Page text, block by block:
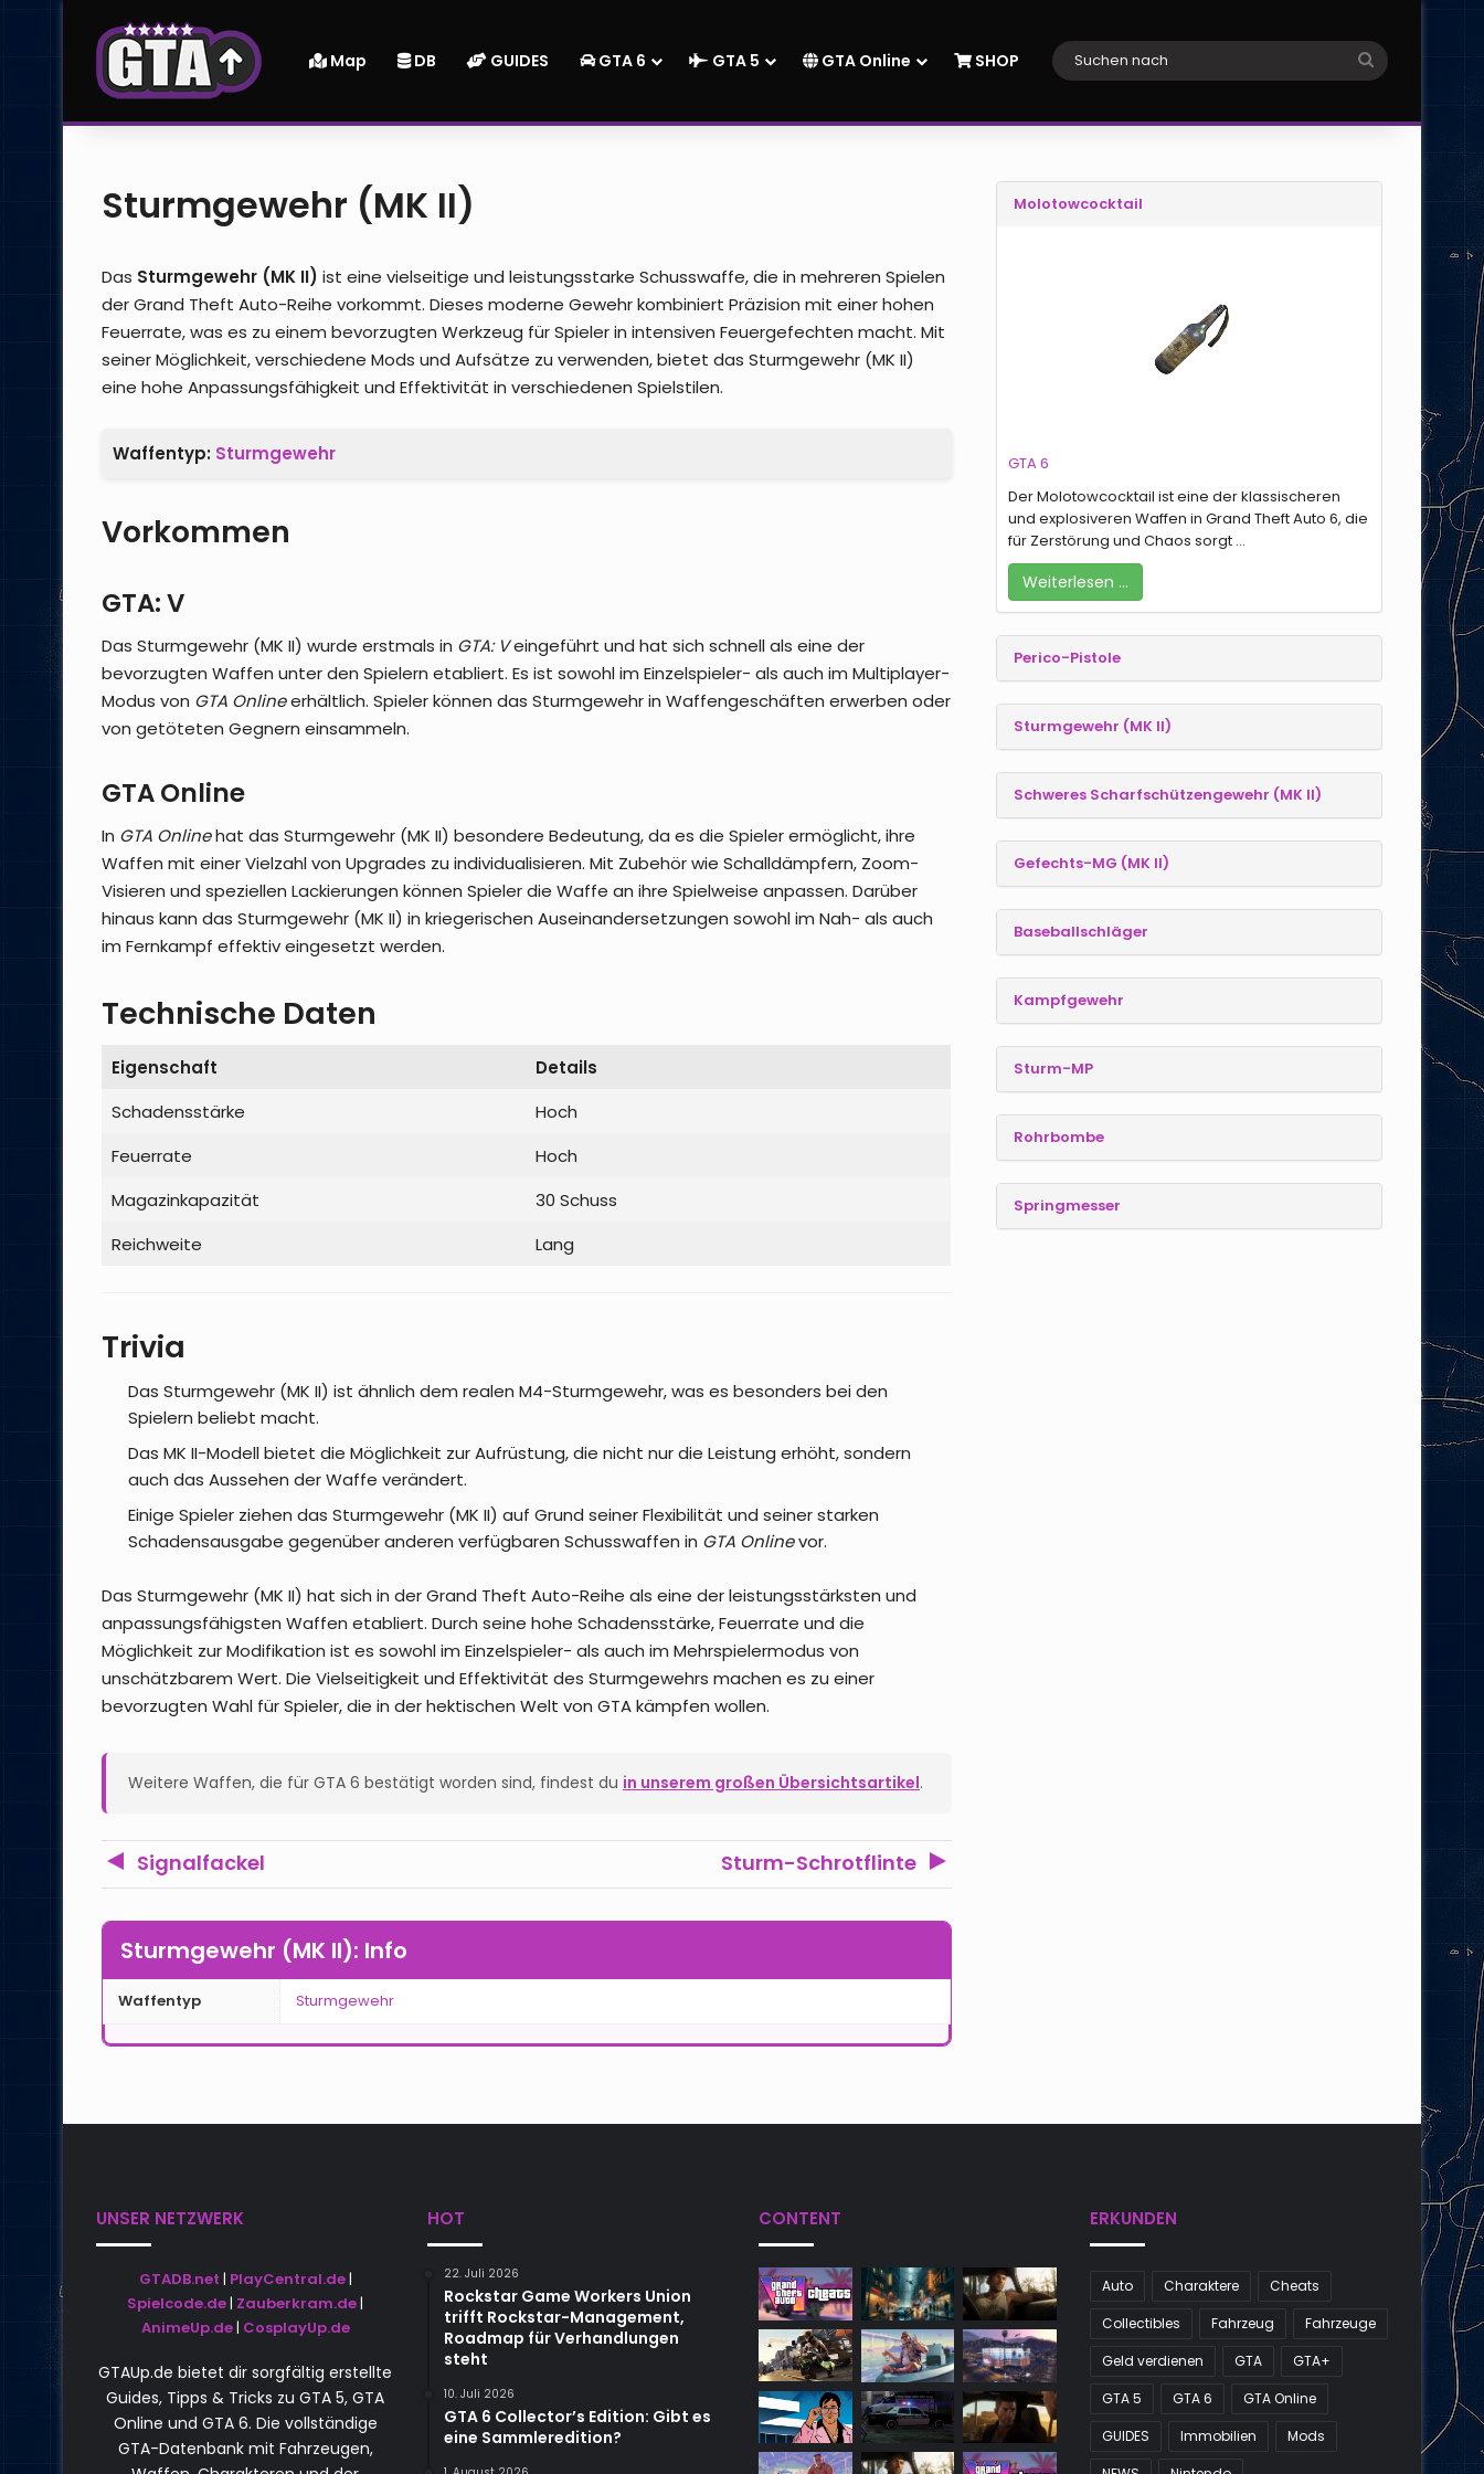
Map DB GUIDES GTA 6 GTA 5 GTA Online SHOP
Suchen
Sturmgewehr (MK II)
Das Sturmgewehr (MK II) ist eine vielseitige und leistungsstarke Schusswaffe, die in mehreren Spielen
der Grand Theft Auto-Reihe vorkommt. Dieses moderne Gewehr kombiniert Präzision mit einer hohen
Feuerrate, was es zu einem bevorzugten Werkzeug für Spieler in intensiven Feuergefechten macht. Mit
seiner Möglichkeit, verschiedene Mods und Aufsätze zu verwenden, bietet das Sturmgewehr (MK II)
eine hohe Anpassungsfähigkeit und Effektivität in verschiedenen Spielstilen.
Waffentyp: Sturmgewehr
Vorkommen
GTA: V
Das Sturmgewehr (MK II) wurde erstmals in GTA: Veingeführt und hat sich schnell als eine der
bevorzugten Waffen unter den Spielern etabliert. Es ist sowohl im Einzelspieler- als auch im Multiplayer-
Modus von GTA Onlineerhältlich. Spieler können das Sturmgewehr in Waffengeschäften erwerben oder
von getöteten Gegnern einsammeln.
GTA Online
In GTA Onlinehat das Sturmgewehr (MK II) besondere Bedeutung, da es die Spieler ermöglicht, ihre
Waffen mit einer Vielzahl von Upgrades zu individualisieren. Mit Zubehör wie Schalldämpfern, Zoom-
Visieren und speziellen Lackierungen können Spieler die Waffe an ihre Spielweise anpassen. Darüber
hinaus kann das Sturmgewehr (MK II) in kriegerischen Auseinandersetzungen sowohl im Nah- als auch
im Fernkampf effektiv eingesetzt werden.
Technische Daten
Eigenschaft
Details
Schadensstärke
Hoch
Feuerrate
Hoch
Magazinkapazität
30 Schuss
Reichweite
Lang
Trivia
Das Sturmgewehr (MK II) ist ähnlich dem realen M4-Sturmgewehr, was es besonders bei den
Spielern beliebt macht.
Das MK II-Modell bietet die Möglichkeit zur Aufrüstung, die nicht nur die Leistung erhöht, sondern
auch das Aussehen der Waffe verändert.
Einige Spieler ziehen das Sturmgewehr (MK II) auf Grund seiner Flexibilität und seiner starken
Schadensausgabe gegenüber anderen verfügbaren Schusswaffen in GTA Onlinevor.
Das Sturmgewehr (MK II) hat sich in der Grand Theft Auto-Reihe als eine der leistungsstärksten und
anpassungsfähigsten Waffen etabliert. Durch seine hohe Schadensstärke, Feuerrate und die
Möglichkeit zur Modifikation ist es sowohl im Einzelspieler- als auch im Mehrspielermodus von
unschätzbarem Wert. Die Vielseitigkeit und Effektivität des Sturmgewehrs machen es zu einer
bevorzugten Wahl für Spieler, die in der hektischen Welt von GTA kämpfen wollen.
Weitere Waffen, die für GTA 6 bestätigt worden sind, findest du in unserem großen Übersichtsartikel.
Signalfackel Sturm-Schrotflinte
Sturmgewehr (MK II): Info
Waffentyp Sturmgewehr
Molotowcocktail
GTA 6
Der Molotowcocktail ist eine der klassischeren
und explosiveren Waffen in Grand Theft Auto 6, die
für Zerstörung und Chaos sorgt ...
Weiterlesen …
Perico-Pistole
Sturmgewehr (MK II)
Schweres Scharfschützengewehr (MK II)
Gefechts-MG (MK II)
Baseballschläger
Kampfgewehr
Sturm-MP
Rohrbombe
Springmesser
UNSER NETZWERK
GTADB.net | PlayCentral.de|
Spielcode.de| Zauberkram.de|
AnimeUp.de| CosplayUp.de
GTAUp.de bietet dir sorgfältig erstellte
Guides, Tipps & Tricks zu GTA 5, GTA
Online und GTA 6. Die vollständige
GTA-Datenbank mit Fahrzeugen,
HOT
22. Juli 2026
Rockstar Game Workers Union
trifft Rockstar-Management,
Roadmap für Verhandlungen
steht
10. Juli 2026
GTA 6 Collector’s Edition: Gibt es
eine Sammleredition?
CONTENT ERKUNDEN
Auto Charaktere
Cheats
Collectibles
Fahrzeug
Fahrzeuge
Geld verdienen
GTA
GTA+
GTA 5
GTA 6
GTA Online
GUIDES
Immobilien
Mods